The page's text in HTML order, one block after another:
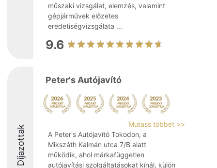
műszaki vizsgálat, elemzés, valamint
gépjárművek előzetes
eredetiségvizsgálata ...
9.6
Díjazottak
Peter's Autójavító
Mutass többet >>
A Peter's Autójavító Tokodon, a
Mikszáth Kálmán utca 7/B alatt
működik, ahol márkafüggetlen
autójavítási szolgáltatásokat kínál, külön